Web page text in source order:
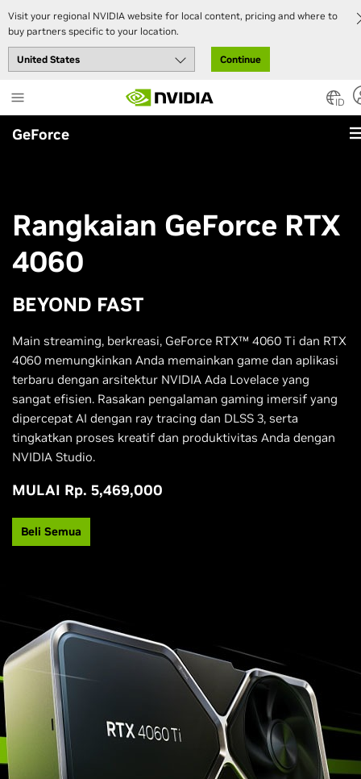
Visit your regional NVIDIA website for local content, pricing and where to
buy partners specific to your location.
Continue
to
main
content
ID
GeForce
Rangkaian GeForce RTX
4060
BEYOND FAST
Main streaming, berkreasi, GeForce RTX™ 4060 Ti dan RTX
4060 memungkinkan Anda memainkan game dan aplikasi
terbaru dengan arsitektur NVIDIA Ada Lovelace yang
sangat efisien. Rasakan pengalaman gaming imersif yang
dipercepat AI dengan ray tracing dan DLSS 3, serta
tingkatkan proses kreatif dan produktivitas Anda dengan
NVIDIA Studio.
MULAI Rp. 5,469,000
Beli Semua